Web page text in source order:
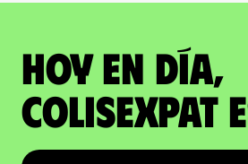
Hoy en día,
ColisExpat